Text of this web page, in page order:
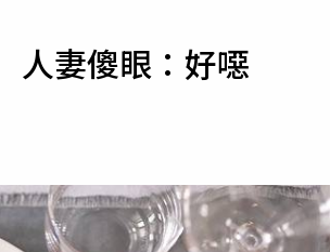
運勢
妻傻眼：好噁